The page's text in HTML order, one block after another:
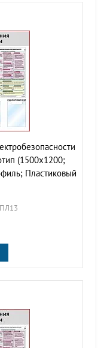
(1500х1200;
Пластиковый